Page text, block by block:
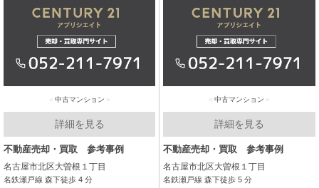
中古マンション
詳細を見る
不動産売却・買取 参考事例
名古屋市北区大曽根１丁目
名鉄瀬戸線 森下徒歩 4 分
中古マンション
詳細を見る
不動産売却・買取 参考事例
名古屋市北区大曽根１丁目
名鉄瀬戸線 森下徒歩 5 分